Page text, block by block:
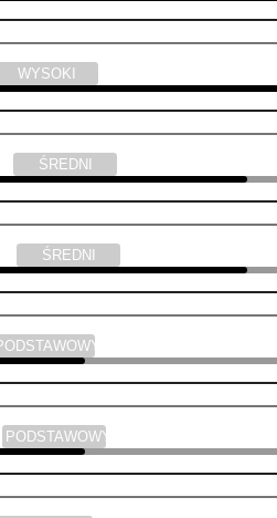
WYSOKI
ŚREDNI
ŚREDNI
PODSTAWOWY
PODSTAWOWY